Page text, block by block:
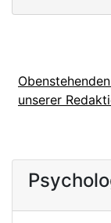
unserer